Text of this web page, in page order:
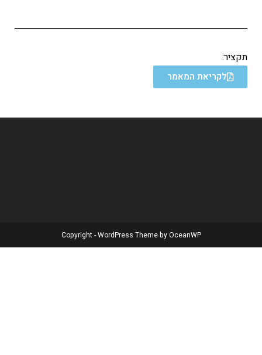
תקציר:
לקריאת המאמר
Copyright - WordPress Theme by OceanWP